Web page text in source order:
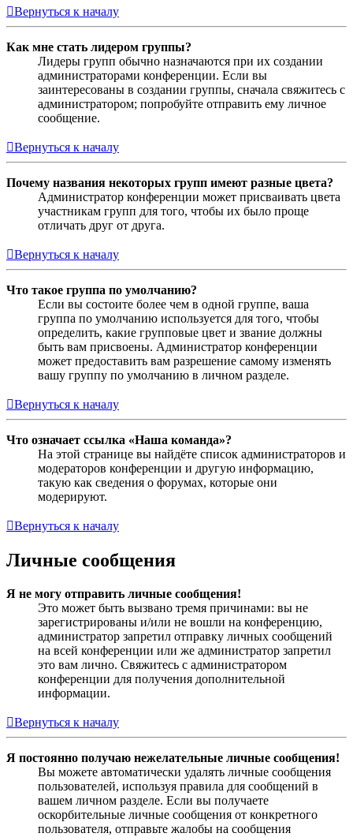
Вернуться к началу
Как мне стать лидером группы?
Лидеры групп обычно назначаются при их создании
администраторами конференции. Если вы
заинтересованы в создании группы, сначала свяжитесь с
администратором; попробуйте отправить ему личное
сообщение.
Вернуться к началу
Почему названия некоторых групп имеют разные цвета?
Администратор конференции может присваивать цвета
участникам групп для того, чтобы их было проще
отличать друг от друга.
Вернуться к началу
Что такое группа по умолчанию?
Если вы состоите более чем в одной группе, ваша
группа по умолчанию используется для того, чтобы
определить, какие групповые цвет и звание должны
быть вам присвоены. Администратор конференции
может предоставить вам разрешение самому изменять
вашу группу по умолчанию в личном разделе.
Вернуться к началу
Что означает ссылка «Наша команда»?
На этой странице вы найдёте список администраторов и
модераторов конференции и другую информацию,
такую как сведения о форумах, которые они
модерируют.
Вернуться к началу
Личные сообщения
Я не могу отправить личные сообщения!
Это может быть вызвано тремя причинами: вы не
зарегистрированы и/или не вошли на конференцию,
администратор запретил отправку личных сообщений
на всей конференции или же администратор запретил
это вам лично. Свяжитесь с администратором
конференции для получения дополнительной
информации.
Вернуться к началу
Я постоянно получаю нежелательные личные сообщения!
Вы можете автоматически удалять личные сообщения
пользователей, используя правила для сообщений в
вашем личном разделе. Если вы получаете
оскорбительные личные сообщения от конкретного
пользователя, отправьте жалобы на сообщения